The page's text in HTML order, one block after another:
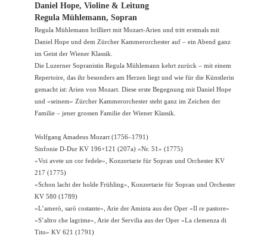
Daniel Hope, Violine & Leitung
Regula Mühlemann, Sopran
Regula Mühlemann brilliert mit Mozart-Arien und tritt erstmals mit
Daniel Hope und dem Zürcher Kammerorchester auf – ein Abend ganz
im Geist der Wiener Klassik.
Die Luzerner Sopranistin Regula Mühlemann kehrt zurück – mit einem
Repertoire, das ihr besonders am Herzen liegt und wie für die Künstlerin
gemacht ist: Arien von Mozart. Diese erste Begegnung mit Daniel Hope
und «seinem» Zürcher Kammerorchester steht ganz im Zeichen der
Familie – jener grossen Familie der Wiener Klassik.
Wolfgang Amadeus Mozart (1756–1791)
Sinfonie D-Dur KV 196+121 (207a) «Nr. 51» (1775)
«Voi avete un cor fedele», Konzertarie für Sopran und Orchester KV
217 (1775)
«Schon lacht der holde Frühling», Konzertarie für Sopran und Orchester
KV 580 (1789)
«L’amerò, sarò costante», Arie der Aminta aus der Oper «Il re pastore»
«S’altro che lagrime», Arie der Servilia aus der Oper «La clemenza di
Tito» KV 621 (1791)